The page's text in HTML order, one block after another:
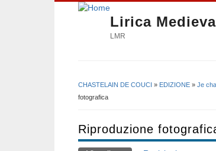
Lirica
LMR
Tu sei qui
CHASTELAIN DE COUCI » EDIZIONE » Je
fotografica
Riproduzione